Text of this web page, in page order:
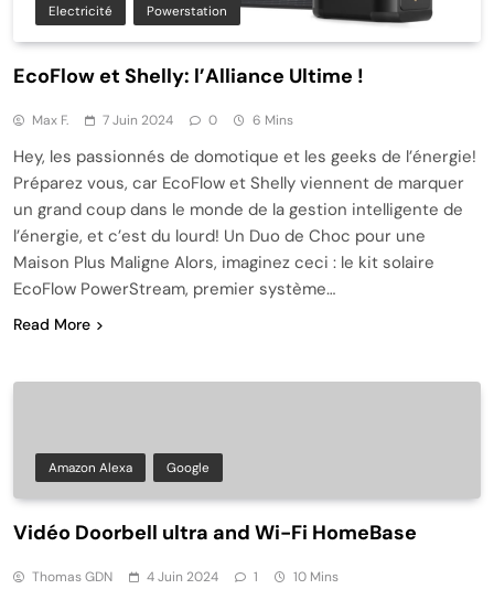
Electricité Powerstation
EcoFlow et Shelly: l’Alliance Ultime !
Max F. 7 Juin 2024 0 6 Mins
Hey, les passionnés de domotique et les geeks de l’énergie!
Préparez vous, car EcoFlow et Shelly viennent de marquer
un grand coup dans le monde de la gestion intelligente de
l’énergie, et c’est du lourd! Un Duo de Choc pour une
Maison Plus Maligne Alors, imaginez ceci : le kit solaire
EcoFlow PowerStream, premier système…
Read More
Amazon Alexa Google
Vidéo Doorbell ultra and Wi-Fi HomeBase
Thomas GDN 4 Juin 2024 1 10 Mins